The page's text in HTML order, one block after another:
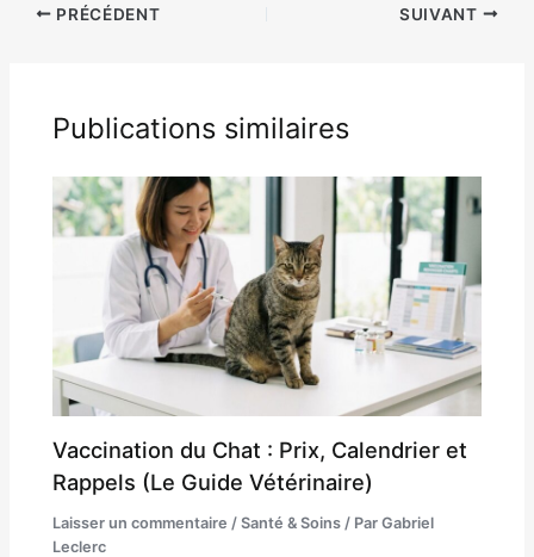
PRÉCÉDENT SUIVANT
Publications similaires
Vaccination du Chat : Prix, Calendrier et
Rappels (Le Guide Vétérinaire)
Laisser un commentaire /Santé & Soins / ParGabriel
Leclerc